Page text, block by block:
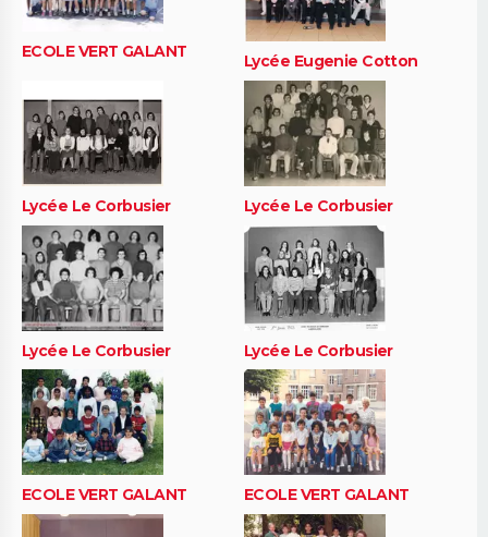
ECOLE VERT GALANT Lycée Eugenie Cotton
Lycée Le Corbusier Lycée Le Corbusier
Lycée Le Corbusier Lycée Le Corbusier
ECOLE VERT GALANT ECOLE VERT GALANT